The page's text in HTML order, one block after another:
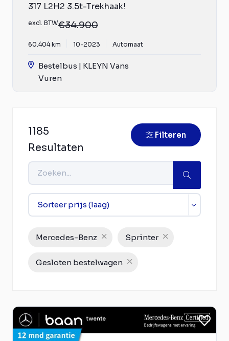
317 L2H2 3.5t-Trekhaak!
excl. BTW€34.900
60.404 km 10-2023 Automaat
Bestelbus | KLEYN Vans
Vuren
1185
Resultaten
Filteren
Mercedes-Benz Sprinter
Gesloten bestelwagen